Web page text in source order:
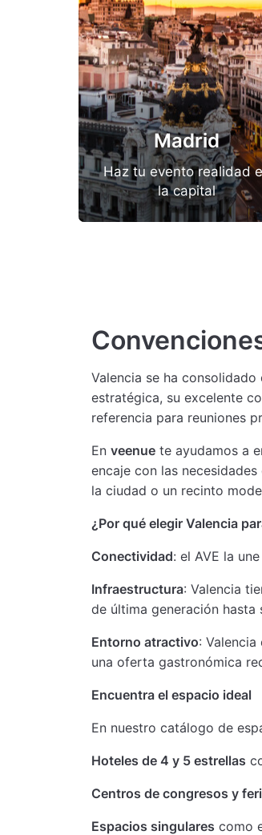
Madrid
Haz tu evento realidad
la capital
Valencia se ha
estratégica, su excelente
referencia para reuniones
En veenue te ayudamos a
encaje con las
la ciudad o un recinto
¿Por qué elegir Valencia
Conectividad: el AVE la
Infraestructura: Valencia
de última generación
Entorno atractivo:
una oferta gastronómica
Encuentra el espacio ideal
En nuestro catálogo de
Hoteles de 4 y 5 estrellas
Centros de congresos y
Espacios singulares como